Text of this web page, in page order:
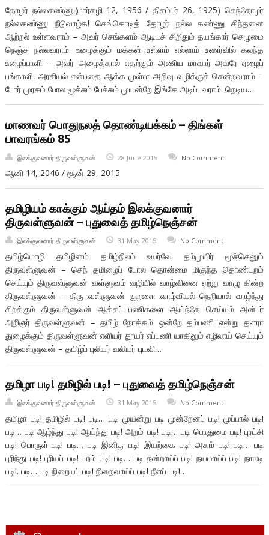
தோழர் நல்லகண்ணு(மார்கழி 12, 1956 / திசம்பர் 26, 1925) செந்தோழர்
நல்லகண்ணு நீடுவாழ்க! செங்கொடித் தோழர் நல்ல கண்ணு சிந்தனை
ஆற்றல் உள்ளவராம் – அவர் செங்களம் ஆடிடச் சிறிதும் தயங்கார் செழுமை
நெஞ்ச நல்லவராம். உழைக்கும் மக்கள் உள்ளம் எல்லாம் உணர்வில் கலந்த
உழைப்பாளி – அவர் அழைத்தால் எதற்கும் அணிய மாவார் அவரே ஏழைப்
பங்காளி. அரசியல் என்பதை ஆக்க முள்ள அறிவு வழிக்குச் சென்றவராம் –
போர் முரசம் போல மூச்சும் பேச்சும் முயன்றே இங்கே அடிப்பவராம். நெடிய…
மாணவர் பொதுநலத் தொண்டியக்கம் – திங்கள்
பாவரங்கம் 85
இலக்குவனார் திருவள்ளுவன் 28 June 2015 No Comment
ஆனி 14, 2046 / சூன் 29, 2015
தமிழியம் காக்கும் ஆய்தம் இலக்குவனார்
திருவள்ளுவன் – புதுவைத் தமிழ்நெஞ்சன்
இலக்குவனார் திருவள்ளுவன் 31 May 2015 No Comment
தமிழ்மொழி தமிழினம் தமிழ்நிலம் உயர்வே தம்முயிர் மூச்செனும்
திருவள்ளுவன் – செந் தமிழைப் போல தொன்மை மிகுந்த தொண்டறம்
செய்யும் திருவள்ளுவன் வள்ளுவம் வழியில் வாழ்வினை ஏற்று வாழு கின்ற
திருவள்ளுவன் – திரு வள்ளுவன் குறளை வாழ்வியல் நெறியால் வாழ்ந்து
சிறக்கும் திருவள்ளுவன் ஆக்கப் பணிகளை ஆய்ந்தே செய்யும் அன்பர்
அறிஞர் திருவள்ளுவன் – தமிழ் நோக்கம் ஒன்றே தம்பணி என்று தளரா
துழைக்கும் திருவள்ளுவன் எளியர் தூயர் எப்பணி யாகிலும் எழிலாய் செய்யும்
திருவள்ளுவன் – தமிழ்ப் புலியர் வலியர் புடவி…
தமிழா படி! தமிழில் படி! – புதுவைத் தமிழ்நெஞ்சன்
இலக்குவனார் திருவள்ளுவன் 31 May 2015 No Comment
தமிழா படி! தமிழில் படி! படி… படி முயன்று படி முன்றேனப் படி! முப்பால் படி!
படி… படி ஆழ்ந்து படி! ஆய்ந்து படி! அறம் படி! படி… படி பொதுமை படி! புரட்சி
படி! பொருள் படி! படி… படி இனிது படி! இயற்கை படி! அகம் படி! படி… படி
புரிந்து படி! புரியப் படி! புறம் படி! படி… படி நன்றாய்ப் படி! நயமாய்ப் படி! நாலடி
படி!. படி… படி நிறையப் படி! நிறைவாய்ப் படி! நீளப் படி!…